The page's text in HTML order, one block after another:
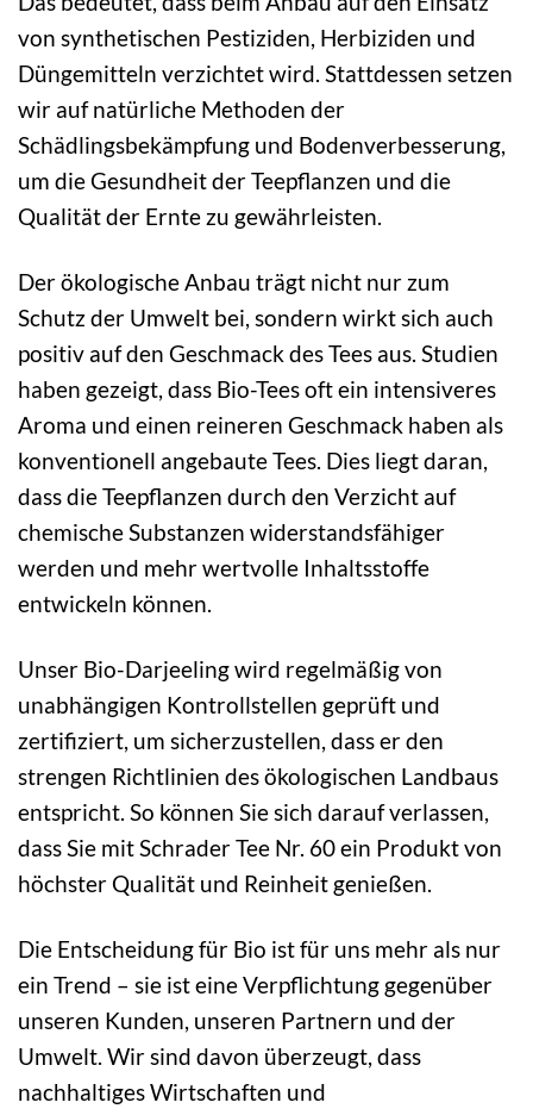
von synthetischen Pestiziden, Herbiziden und
Düngemitteln verzichtet wird. Stattdessen setzen
wir auf natürliche Methoden der
Schädlingsbekämpfung und Bodenverbesserung,
um die Gesundheit der Teepflanzen und die
Qualität der Ernte zu gewährleisten.
Der ökologische Anbau trägt nicht nur zum
Schutz der Umwelt bei, sondern wirkt sich auch
positiv auf den Geschmack des Tees aus. Studien
haben gezeigt, dass Bio-Tees oft ein intensiveres
Aroma und einen reineren Geschmack haben als
konventionell angebaute Tees. Dies liegt daran,
dass die Teepflanzen durch den Verzicht auf
chemische Substanzen widerstandsfähiger
werden und mehr wertvolle Inhaltsstoffe
entwickeln können.
Unser Bio-Darjeeling wird regelmäßig von
unabhängigen Kontrollstellen geprüft und
zertifiziert, um sicherzustellen, dass er den
strengen Richtlinien des ökologischen Landbaus
entspricht. So können Sie sich darauf verlassen,
dass Sie mit Schrader Tee Nr. 60 ein Produkt von
höchster Qualität und Reinheit genießen.
Die Entscheidung für Bio ist für uns mehr als nur
ein Trend – sie ist eine Verpflichtung gegenüber
unseren Kunden, unseren Partnern und der
Umwelt. Wir sind davon überzeugt, dass
nachhaltiges Wirtschaften und